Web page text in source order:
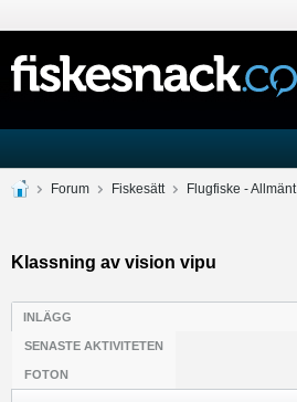
Forum Fiskesätt Flugfiske - Allmänt
Klassning av vision vipu
INLÄGG
SENASTE AKTIVITETEN
FOTON